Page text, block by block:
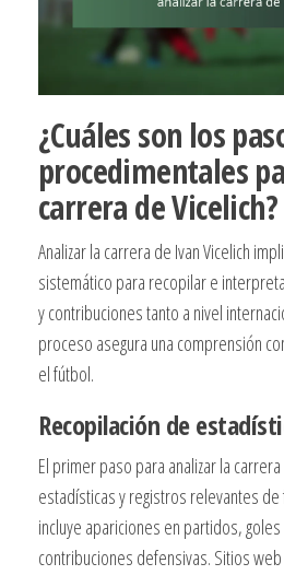
¿Cuáles son los
procedimentales
carrera de Vicelich?
Analizar la carrera de Ivan Vicelich
sistemático para recopilar e
y contribuciones tanto a nivel
proceso asegura una comprensión
el fútbol.
Recopilación de
El primer paso para analizar la
estadísticas y registros relevantes
incluye apariciones en partidos,
contribuciones defensivas. Sitios web